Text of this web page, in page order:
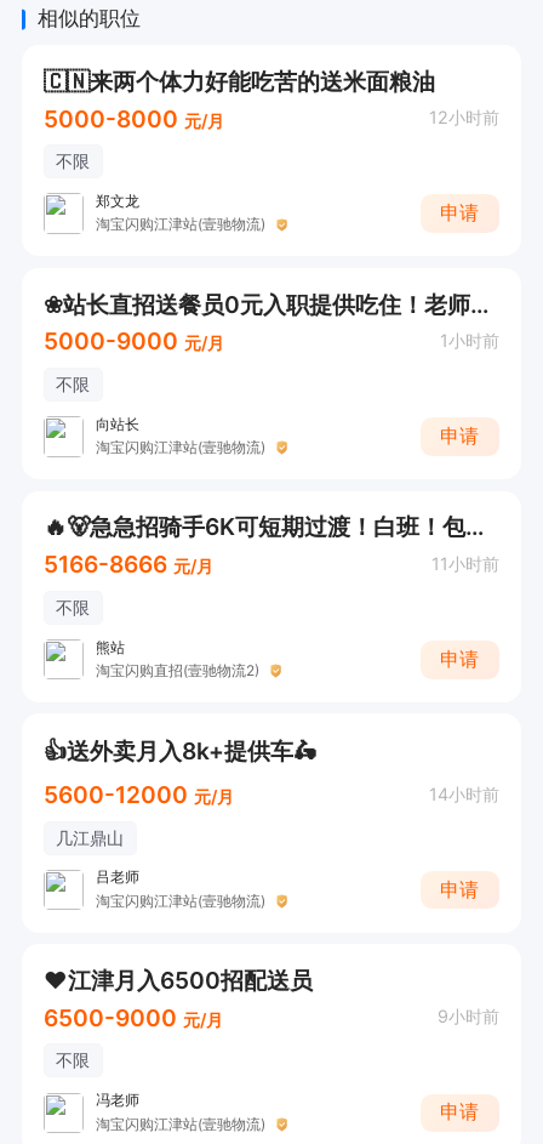
相似的职位
🇨🇳来两个体力好能吃苦的送米面粮油
5000-8000 元/月 12小时前
不限
郑文龙
淘宝闪购江津站(壹驰物流)
申请
❀站长直招送餐员0元入职提供吃住！老师傅手把手带
5000-9000 元/月 1小时前
不限
向站长
淘宝闪购江津站(壹驰物流)
申请
🔥🐻急急招骑手6K可短期过渡！白班！包教包会！
5166-8666 元/月 11小时前
不限
熊站
淘宝闪购直招(壹驰物流2)
申请
👍送外卖月入8k+提供车🛵
5600-12000 元/月 14小时前
几江鼎山
吕老师
淘宝闪购江津站(壹驰物流)
申请
❤江津月入6500招配送员
6500-9000 元/月 9小时前
不限
冯老师
淘宝闪购江津站(壹驰物流)
申请